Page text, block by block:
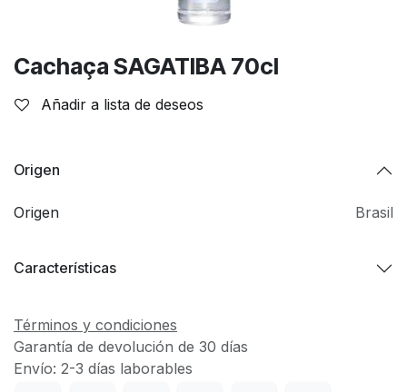
Cachaça SAGATIBA 70cl
Añadir a lista de deseos
Origen
Origen Brasil
Características
Términos y condiciones
Garantía de devolución de 30 días
Envío: 2-3 días laborables